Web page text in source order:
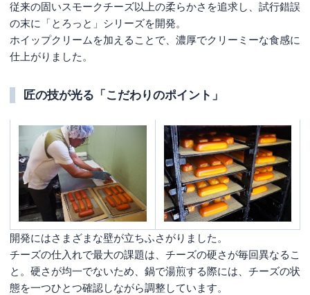
従来の固いスモークチーズ以上の柔らかさを追求し、試行錯誤
の末に「とろっと」シリーズを開発。
ホイップクリームを加えることで、濃厚でクリーミーな食感に
仕上がりました。
匠の技が光る「こだわりのポイント」
開発にはさまざまな壁が立ちふさがりました。
チーズの仕入れで最大の課題は、チーズの硬さが毎回異なるこ
と。硬さが均一でないため、鍋で湯煎する際には、チーズの状
態を一つひとつ確認しながら調整しています。